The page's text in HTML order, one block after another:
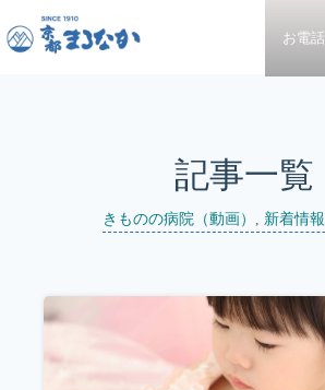
お電話
記事一覧
きものの病院（動画） , 新着情報